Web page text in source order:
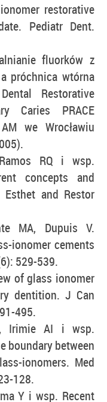
restorative
Pediatr Dent.
fluorków z
próchnica wtórna
Restorative
Caries PRACE
we Wrocławiu
RQ i wsp.
concepts and
and Restor
MA, Dupuis V.
ionomer cements
529-539.
of glass ionomer
dentition. J Can
495.
Irimie AI i wsp.
boundary between
ionomers. Med
128.
Y i wsp. Recent